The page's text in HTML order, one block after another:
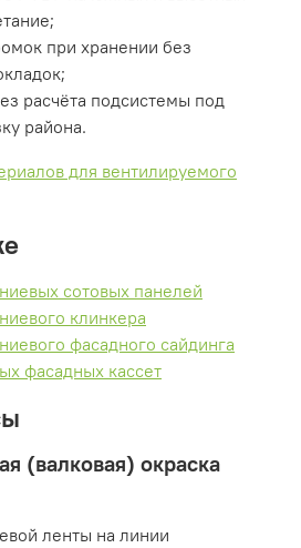
при хранении без
расчёта подсистемы под
района.
для вентилируемого
сотовых панелей
клинкера
фасадного сайдинга
фасадных кассет
(валковая) окраска
ленты на линии